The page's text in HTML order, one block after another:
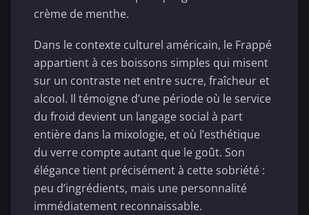
crème de menthe.
Dans le contexte culturel américain, le Frappé
appartient à ces boissons simples qui misent
sur un contraste net entre sucre, fraîcheur et
alcool. Il témoigne d’une période où le service
du froid devient un langage social à part
entière dans la mixologie, et où l’esthétique
du verre compte autant que le goût. Son
élégance tient précisément à cette sobriété :
peu d’ingrédients, mais une personnalité
immédiatement reconnaissable.